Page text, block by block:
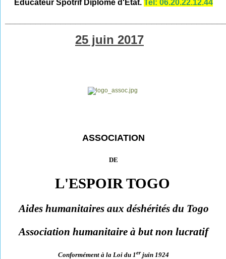
Educateur Spotrif Diplomé d'Etat. Tel: 06.20.22.12.44
25 juin 2017
ASSOCIATION
DE
L'ESPOIR TOGO
Aides humanitaires aux déshérités du Togo
Association humanitaire à but non lucratif
Conformément à la Loi du 1erjuin 1924